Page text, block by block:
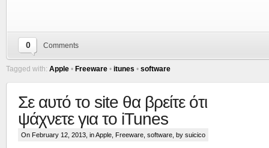
0 Comments
Tagged with: Apple • Freeware • itunes • software
Σε αυτό το site θα βρείτε ότι
ψάχνετε για το iTunes
On February 12, 2013, inApple Freeware software , by suicico